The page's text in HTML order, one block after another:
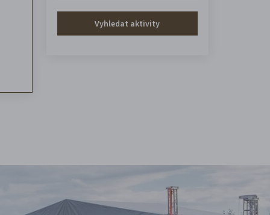
Vyhledat aktivity